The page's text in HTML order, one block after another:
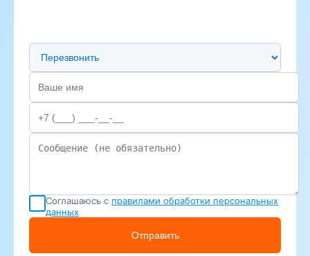
Предпочтительный способ связи
Соглашаюсь с правилами обработки персональных
данных
Отправить